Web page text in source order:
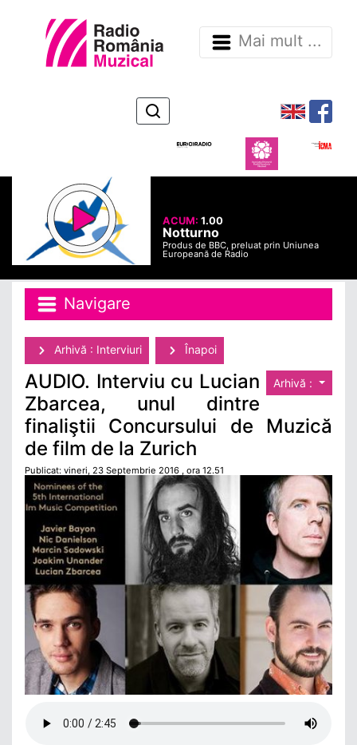
Mai mult ...
ACUM:1.00
Notturno
Produs de BBC, preluat prin Uniunea
Europeană de Radio
Navigare
Arhivă : Interviuri Înapoi
Arhivă :
AUDIO. Interviu cu Lucian
Zbarcea, unul dintre
finaliştii Concursului de Muzică
de film de la Zurich
Publicat: vineri, 23 Septembrie 2016 , ora 12.51